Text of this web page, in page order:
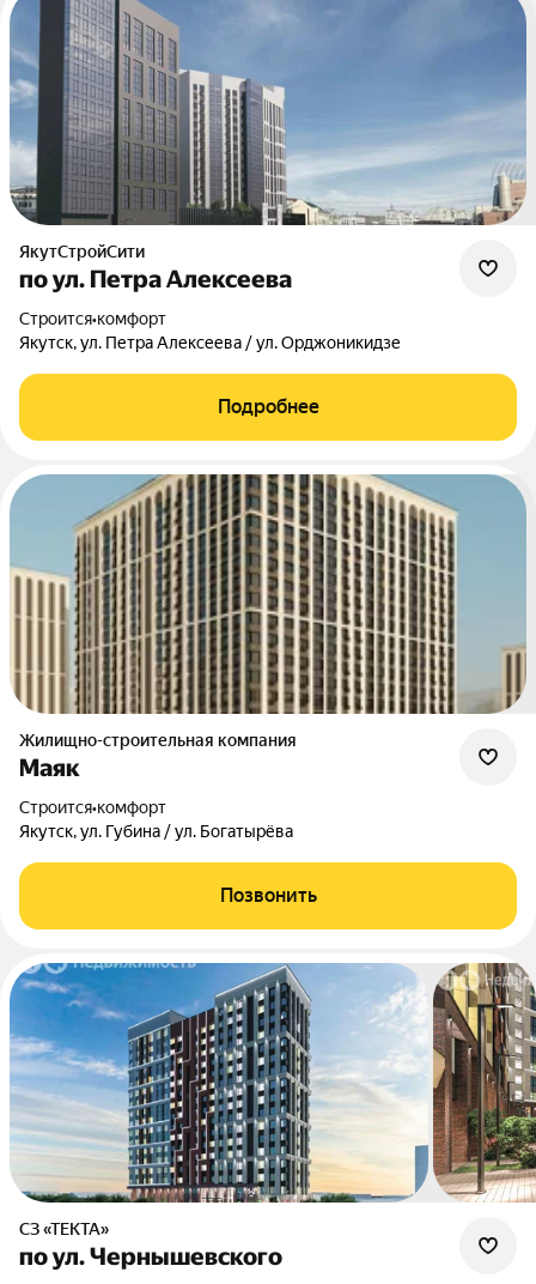
ЯкутСтройСити
по ул. Петра Алексеева
Строится•комфорт
Якутск, ул. Петра Алексеева / ул. Орджоникидзе
Подробнее
Жилищно-строительная компания
Маяк
Строится•комфорт
Якутск, ул. Губина / ул. Богатырёва
Позвонить
СЗ «ТЕКТА»
по ул. Чернышевского